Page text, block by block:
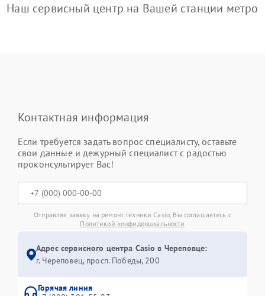
Наш сервисный центр на Вашей станции метро
Контактная информация
Если требуется задать вопрос специалисту, оставьте
свои данные и дежурный специалист с радостью
проконсультирует Вас!
Отправляя заявку на ремонт техники Casio, Вы соглашаетесь с
Политикой конфиденциальности
Адрес сервисного центра Casio в Череповце:
г. Череповец, просп. Победы, 200
Горячая линия